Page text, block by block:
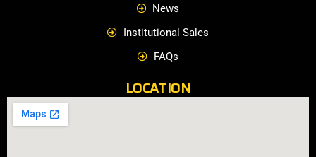
News
Institutional Sales
FAQs
LOCATION